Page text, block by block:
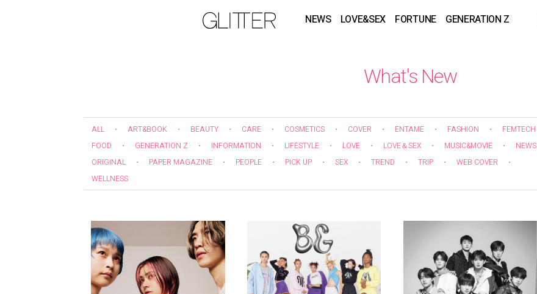
NEWS LOVE&SEX FORTUNE GENERATION Z
What's New
ALL ・ ART&BOOK ・ BEAUTY ・ CARE ・ COSMETICS ・ COVER ・ ENTAME ・ FASHION ・ FEMTECH
FOOD
・ GENERATION Z ・ INFORMATION ・ LIFESTYLE ・ LOVE ・ LOVE＆SEX ・ MUSIC&MOVIE ・ NEWS
ORIGINAL
・ PAPER MAGAZINE ・ PEOPLE ・ PICK UP ・ SEX ・ TREND ・ TRIP ・ WEB COVER
・
WELLNESS